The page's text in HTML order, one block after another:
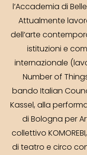
l’Accademia di
Attualmente
dell’arte
istituzioni e
internazionale
Number of
bando Italian
Kassel, alla
di Bologna per
collettivo
di teatro e circo